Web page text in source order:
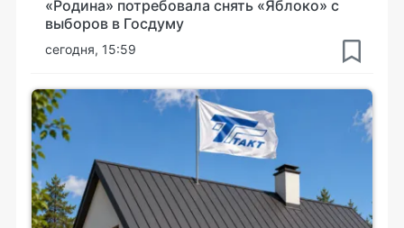
«Родина» потребовала снять «Яблоко» с
выборов в Госдуму
сегодня, 15:59